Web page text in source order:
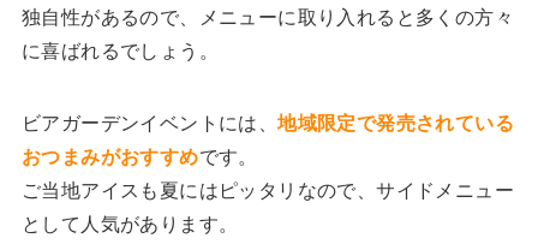
独自性があるので、メニューに取り入れると多くの方々
に喜ばれるでしょう。
ビアガーデンイベントには、地域限定で発売されている
おつまみがおすすめです。
ご当地アイスも夏にはピッタリなので、サイドメニュー
として人気があります。